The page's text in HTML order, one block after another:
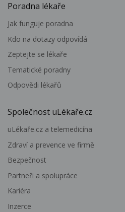
Poradna lékaře
Jak funguje poradna
Kdo na dotazy odpovídá
Zeptejte se lékaře
Tematické poradny
Odpovědi lékařů
Společnost uLékaře.cz
uLékaře.cz a telemedicína
Zdraví a prevence ve firmě
Bezpečnost
Partneři a spolupráce
Kariéra
Inzerce